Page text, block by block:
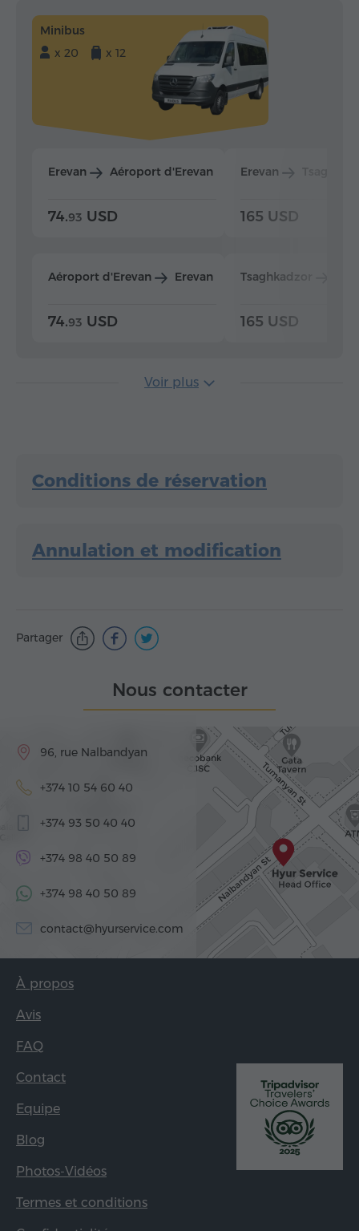
Minibus
x 20
x 12
Erevan Aéroport d'Erevan
74.93 USD
Aéroport d'Erevan Erevan
74.93 USD
Erevan
165 USD
Tsaghkadzor
165 USD
Voir plus
Conditions de réservation
Annulation et modification
Partager
Nous contacter
96, rue Nalbandyan
+374 10 54 60 40
+374 93 50 40 40
+374 98 40 50 89
+374 98 40 50 89
contact@hyurservice.com
À propos
Avis
FAQ
Contact
Equipe
Blog
Photos-Vidéos
Termes et conditions